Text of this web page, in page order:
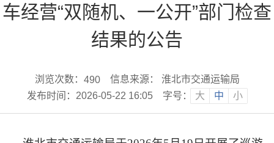
车经营“双随机、一公开”部门检查
结果的公告
浏览次数： 490
信息来源： 淮北市交通运输局
发布时间：2026-05-22 16:05
字号： 大 中 小